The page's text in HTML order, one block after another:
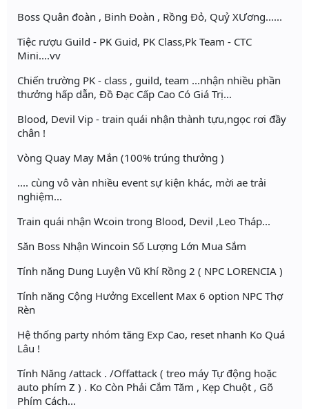
Boss Quân đoàn , Binh Đoàn , Rồng Đỏ, Quỷ XƯơng......
Tiệc rượu Guild - PK Guid, PK Class,Pk Team - CTC
Mini....vv
Chiến trường PK - class , guild, team ...nhận nhiều phần
thưởng hấp dẫn, Đồ Đạc Cấp Cao Có Giá Trị...
Blood, Devil Vip - train quái nhận thành tựu,ngọc rơi đầy
chân !
Vòng Quay May Mắn (100% trúng thưởng )
.... cùng vô vàn nhiều event sự kiện khác, mời ae trải
nghiệm...
Train quái nhận Wcoin trong Blood, Devil ,Leo Tháp...
Săn Boss Nhận Wincoin Số Lượng Lớn Mua Sắm
Tính năng Dung Luyện Vũ Khí Rồng 2 ( NPC LORENCIA )
Tính năng Cộng Hưởng Excellent Max 6 option NPC Thợ
Rèn
Hệ thống party nhóm tăng Exp Cao, reset nhanh Ko Quá
Lâu !
Tính Năng /attack . /Offattack ( treo máy Tự động hoặc
auto phím Z ) . Ko Còn Phải Cắm Tăm , Kẹp Chuột , Gõ
Phím Cách...